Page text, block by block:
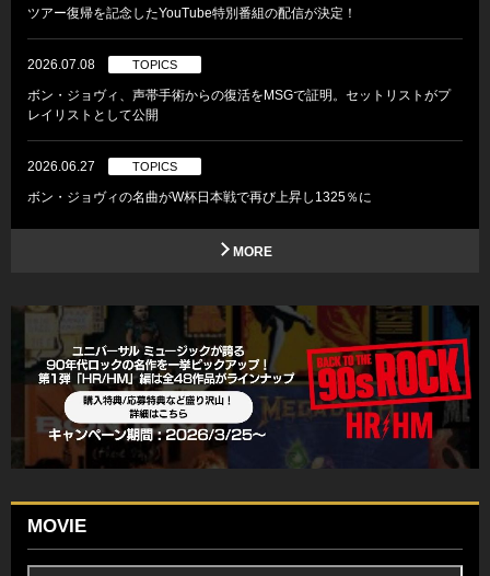
ツアー復帰を記念したYouTube特別番組の配信が決定！
2026.07.08 TOPICS
ボン・ジョヴィ、声帯手術からの復活をMSGで証明。セットリストがプ
レイリストとして公開
2026.06.27 TOPICS
ボン・ジョヴィの名曲がW杯日本戦で再び上昇し1325％に
MORE
MOVIE